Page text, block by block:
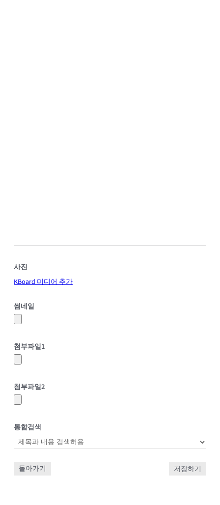
사진
KBoard 미디어 추가
썸네일
첨부파일1
첨부파일2
통합검색
돌아가기 저장하기